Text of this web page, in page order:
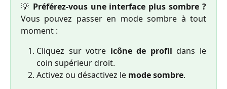
💡 Préférez-vous une interface plus sombre ?
Vous pouvez passer en mode sombre à tout
moment :
Cliquez sur votre icône de profil dans le
coin supérieur droit.
Activez ou désactivez le mode sombre.